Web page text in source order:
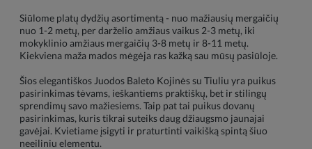
Siūlome platų dydžių asortimentą - nuo mažiausių mergaičių
nuo 1-2 metų, per darželio amžiaus vaikus 2-3 metų, iki
mokyklinio amžiaus mergaičių 3-8 metų ir 8-11 metų.
Kiekviena maža mados mėgėja ras kažką sau mūsų pasiūloje.
Šios elegantiškos Juodos Baleto Kojinės su Tiuliu yra puikus
pasirinkimas tėvams, ieškantiems praktiškų, bet ir stilingų
sprendimų savo mažiesiems. Taip pat tai puikus dovanų
pasirinkimas, kuris tikrai suteiks daug džiaugsmo jaunajai
gavėjai. Kvietiame įsigyti ir praturtinti vaikišką spintą šiuo
neeiliniu elementu.